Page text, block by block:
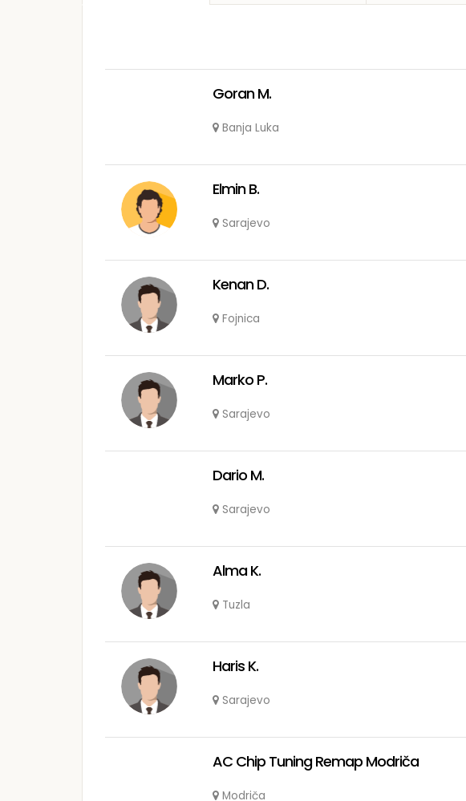
Goran M.
Banja Luka
Elmin B.
Sarajevo
Kenan D.
Fojnica
Marko P.
Sarajevo
Dario M.
Sarajevo
Alma K.
Tuzla
Haris K.
Sarajevo
AC Chip Tuning Remap Modriča
Modriča